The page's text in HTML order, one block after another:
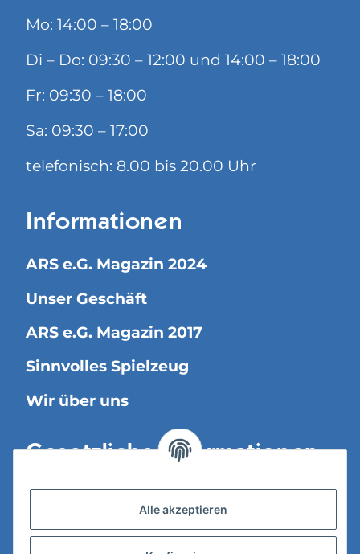
Mo: 14:00 – 18:00
Di – Do: 09:30 – 12:00 und 14:00 – 18:00
Fr: 09:30 – 18:00
Sa: 09:30 – 17:00
telefonisch: 8.00 bis 20.00 Uhr
Informationen
ARS e.G. Magazin 2024
Unser Geschäft
ARS e.G. Magazin 2017
Sinnvolles Spielzeug
Wir über uns
Gesetzliche Informationen
Versandinformationen
Datenschutz
Alle akzeptieren